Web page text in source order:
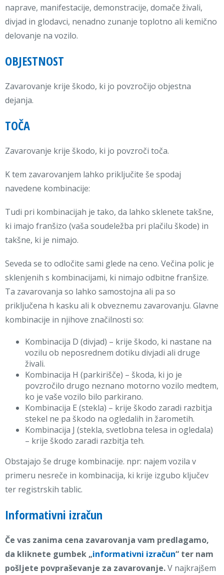
naprave, manifestacije, demonstracije, domače živali,
divjad in glodavci, nenadno zunanje toplotno ali kemično
delovanje na vozilo.
OBJESTNOST
Zavarovanje krije škodo, ki jo povzročijo objestna
dejanja.
TOČA
Zavarovanje krije škodo, ki jo povzroči toča.
K tem zavarovanjem lahko priključite še spodaj
navedene kombinacije:
Tudi pri kombinacijah je tako, da lahko sklenete takšne,
ki imajo franšizo (vaša soudeležba pri plačilu škode) in
takšne, ki je nimajo.
Seveda se to odločite sami glede na ceno. Večina polic je
sklenjenih s kombinacijami, ki nimajo odbitne franšize.
Ta zavarovanja so lahko samostojna ali pa so
priključena h kasku ali k obveznemu zavarovanju. Glavne
kombinacije in njihove značilnosti so:
Kombinacija D (divjad) – krije škodo, ki nastane na
vozilu ob neposrednem dotiku divjadi ali druge
živali.
Kombinacija H (parkirišče) – škoda, ki jo je
povzročilo drugo neznano motorno vozilo medtem,
ko je vaše vozilo bilo parkirano.
Kombinacija E (stekla) – krije škodo zaradi razbitja
stekel ne pa škodo na ogledalih in žarometih.
Kombinacija J (stekla, svetlobna telesa in ogledala)
– krije škodo zaradi razbitja teh.
Obstajajo še druge kombinacije. npr: najem vozila v
primeru nesreče in kombinacija, ki krije izgubo ključev
ter registrskih tablic.
Informativni izračun
Če vas zanima cena zavarovanja vam predlagamo,
da kliknete gumbek „informativni izračun“ ter nam
pošljete povpraševanje za zavarovanje.V najkrajšem